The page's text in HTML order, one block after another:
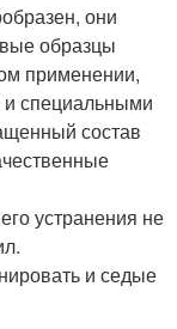
они
образцы
применении,
и специальными
состав
устранения не
и седые